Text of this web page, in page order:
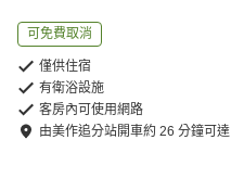
可免費取消
僅供住宿
有衛浴設施
客房內可使用網路
由美作追分站開車約26 分鐘可達